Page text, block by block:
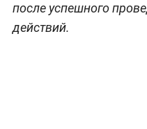
после успешного
действий.